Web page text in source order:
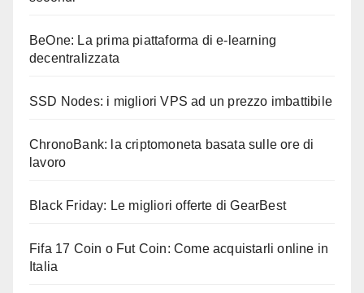
BeOne: La prima piattaforma di e-learning
decentralizzata
SSD Nodes: i migliori VPS ad un prezzo imbattibile
ChronoBank: la criptomoneta basata sulle ore di
lavoro
Black Friday: Le migliori offerte di GearBest
Fifa 17 Coin o Fut Coin: Come acquistarli online in
Italia